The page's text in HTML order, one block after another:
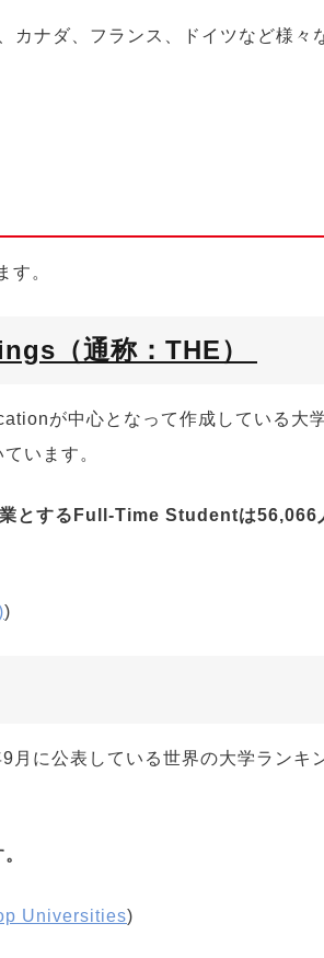
カナダ、フランス、ドイツなど様々
す。
（通称：THE）
が中心となって作成している大
います。
とするFull-Time Studentは56,066
)
月に公表している世界の大学ランキ
Universities)